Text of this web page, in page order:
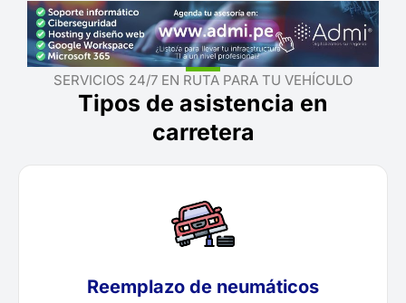
SERVICIOS 24/7 EN RUTA PARA TU VEHÍCULO
Tipos de asistencia en
carretera
Reemplazo de neumáticos